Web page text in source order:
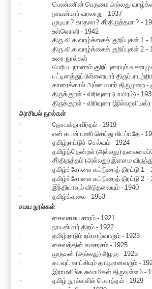
·
பெண்ணின் பெருமை அல்லது
·
நாயன்மார் வரலாறு - 1937
·
முடியா? காதலா? சீர்திருத்தமா? -
·
உள்ளொளி - 1942
·
திரு.வி.க வாழ்க்கைக் குறிப்புகள் 1 -
·
திரு.வி.க வாழ்க்கைக் குறிப்புகள் 2 -
·
உரை நூல்கள்
·
பெரிய புராணம் குறிப்புரையும்
·
பட்டினத்துப்பிள்ளையார்
·
காரைக்கால் அம்மையார் திருமுறை -
·
திருக்குறள் - விரிவுரை (பாயிரம்) -
·
திருக்குறள் - விரிவுரை (இல்லறவியல்)
அரசியல் நூல்கள்
·
தேசபக்தாமிர்தம் - 1919
·
என் கடன் பணி செய்து கிடப்பதே -
·
தமிழ்நாட்டுச் செல்வம் - 1924
·
தமிழ்த்தென்றல் (அல்லது)
·
சீர்திருத்தம் (அல்லது) இளமை
·
தமிழ்ச்சோலை கட்டுரைத் திரட்டு 1 -
·
தமிழ்ச்சோலை கட்டுரைத் திரட்டு 2 -
·
இந்தியாவும் விடுதலையும் - 1940
·
தமிழ்க்கலை - 1953
சமய நூல்கள்
·
சைவசமய சாரம் - 1921
·
நாயன்மார் திறம் - 1922
·
தமிழ்நாடும் நம்மாழ்வாரும் - 1923
·
சைவத்தின் சமசரசம் - 1925
·
முருகன் (அல்லது) அழகு - 1925
·
கடவுட் காட்சியும் தாயுமானவரும் -
·
இராமலிங்க சுவாமிகள் திருவுள்ளம் -
·
தமிழ் நூல்களில் பௌத்தம் - 1929